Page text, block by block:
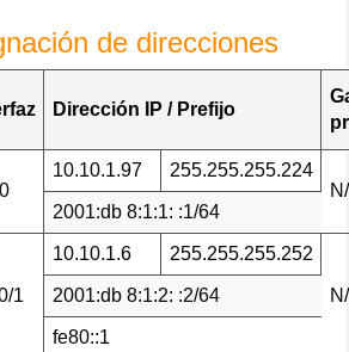
de direcciones
Dirección IP / Prefijo
10.10.1.97
255.255.255.224
2001:db 8:1:1: :1/64
1
10.10.1.6 255.255.255.252
2001:db 8:1:2: :2/64
fe80::1